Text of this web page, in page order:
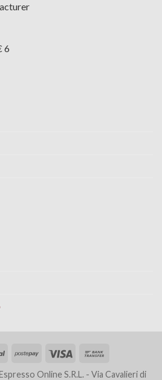
6
Online S.R.L. - Via Cavalieri di